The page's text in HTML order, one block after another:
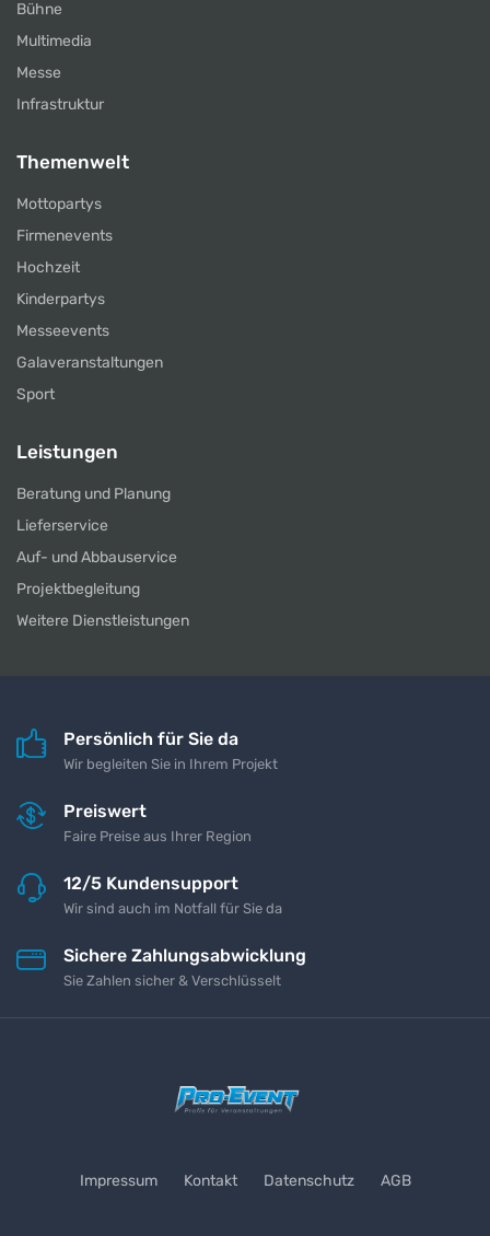
Bühne
Multimedia
Messe
Infrastruktur
Themenwelt
Mottopartys
Firmenevents
Hochzeit
Kinderpartys
Messeevents
Galaveranstaltungen
Sport
Leistungen
Beratung und Planung
Lieferservice
Auf- und Abbauservice
Projektbegleitung
Weitere Dienstleistungen
Persönlich für Sie da
Wir begleiten Sie in Ihrem Projekt
Preiswert
Faire Preise aus Ihrer Region
12/5 Kundensupport
Wir sind auch im Notfall für Sie da
Sichere Zahlungsabwicklung
Sie Zahlen sicher & Verschlüsselt
Impressum Kontakt Datenschutz AGB